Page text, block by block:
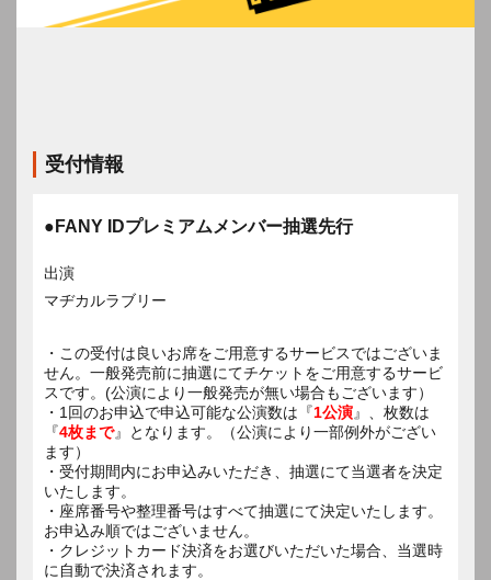
受付情報
●FANY IDプレミアムメンバー抽選先行
出演
マヂカルラブリー
・この受付は良いお席をご用意するサービスではございま
せん。一般発売前に抽選にてチケットをご用意するサービ
スです。(公演により一般発売が無い場合もございます）
・1回のお申込で申込可能な公演数は『1公演』、枚数は
『4枚まで』となります。（公演により一部例外がござい
ます）
・受付期間内にお申込みいただき、抽選にて当選者を決定
いたします。
・座席番号や整理番号はすべて抽選にて決定いたします。
お申込み順ではございません。
・クレジットカード決済をお選びいただいた場合、当選時
に自動で決済されます。